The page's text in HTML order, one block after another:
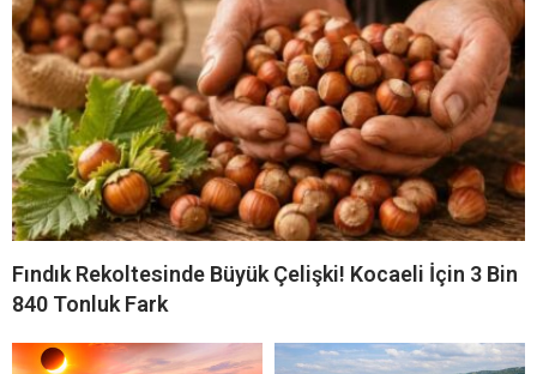
Fındık Rekoltesinde Büyük Çelişki! Kocaeli İçin 3 Bin
840 Tonluk Fark